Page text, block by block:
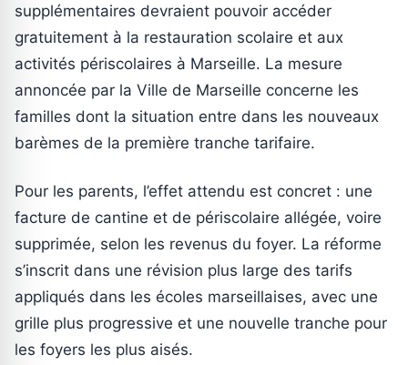
supplémentaires devraient pouvoir accéder
gratuitement à la restauration scolaire et aux
activités périscolaires à Marseille. La mesure
annoncée par la Ville de Marseille concerne les
familles dont la situation entre dans les nouveaux
barèmes de la première tranche tarifaire.
Pour les parents, l’effet attendu est concret : une
facture de cantine et de périscolaire allégée, voire
supprimée, selon les revenus du foyer. La réforme
s’inscrit dans une révision plus large des tarifs
appliqués dans les écoles marseillaises, avec une
grille plus progressive et une nouvelle tranche pour
les foyers les plus aisés.